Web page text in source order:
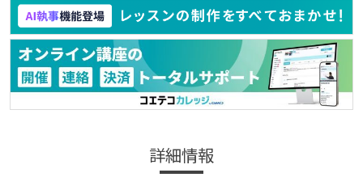
詳細情報